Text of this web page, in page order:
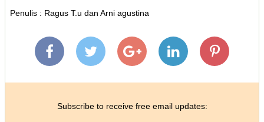
Penulis : Ragus T.u dan Arni agustina
Subscribe to receive free email updates: